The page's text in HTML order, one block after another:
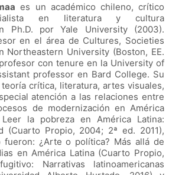
es un académico chileno, crítico
en literatura y cultura
Ph.D. por Yale University (2003).
en el área de Cultures, Societies
Northeastern University (Boston, EE.
con tenure en la University of
professor en Bard College. Su
crítica, literatura, artes visuales,
atención a las relaciones entre
de modernización en América
la pobreza en América Latina:
(Cuarto Propio, 2004; 2ª ed. 2011),
fueron: ¿Arte o política? Más allá de
en América Latina (Cuarto Propio,
Narrativas latinoamericanas